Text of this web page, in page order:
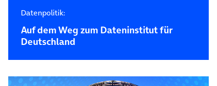
Datenpolitik:
Auf dem Weg zum Dateninstitut für
Deutschland